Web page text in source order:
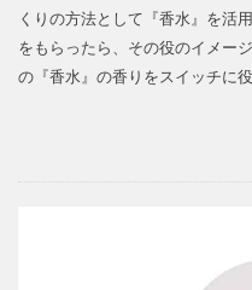
くりの方法として『香水』を活
をもらったら、その役のイメー
の『香水』の香りをスイッチに